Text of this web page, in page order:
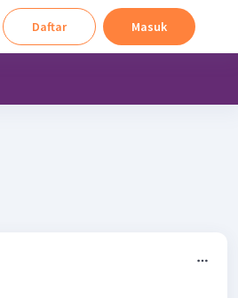
Daftar Masuk